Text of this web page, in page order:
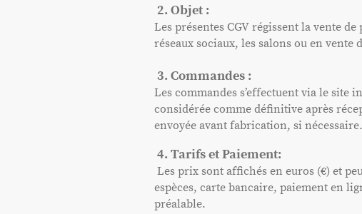
2. Objet :
Les présentes CGV régissent la vente
réseaux sociaux, les salons ou en vente
3. Commandes :
Les commandes s’effectuent via le site
considérée comme définitive après
envoyée avant fabrication, si nécessaire.
4. Tarifs et Paiement:
Les prix sont affichés en euros (€) et
espèces, carte bancaire, paiement en
préalable.